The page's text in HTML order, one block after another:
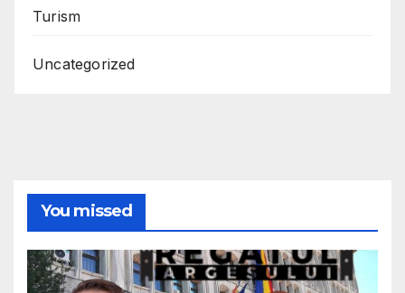
Turism
Uncategorized
You missed